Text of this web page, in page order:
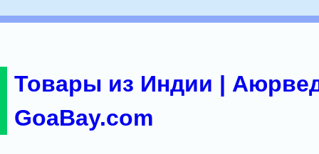
Товары из Индии |
GoaBay.com